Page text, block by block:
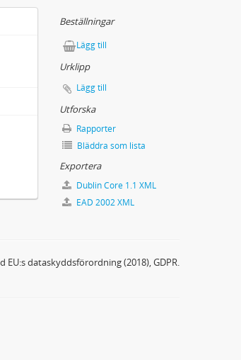
Beställningar
Lägg till
Urklipp
Lägg till
Utforska
Rapporter
Bläddra som lista
Exportera
Dublin Core 1.1 XML
EAD 2002 XML
dataskyddsförordning (2018), GDPR.